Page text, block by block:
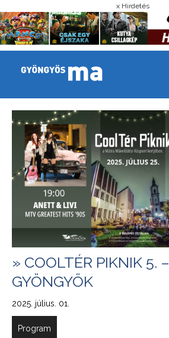
x Hirdetés
» COOLTÉR PIKNIK 5. –
GYÖNGYÖK
2025. július. 01.
Program